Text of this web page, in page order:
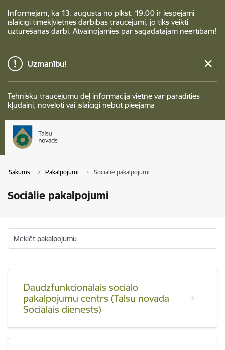
Informējam, ka 13. augustā no plkst. 19.00 ir iespējami
īslaicīgi tīmekļvietnes darbības traucējumi, jo tiks veikti
uzturēšanas darbi. Atvainojamies par sagādātajām neērtībām!
Uzmanību!
Tehnisku traucējumu dēļ informācija vietnē var parādīties
kļūdaini, novēloti vai īslaicīgi nebūt pieejama
Sākums Pakalpojumi Sociālie pakalpojumi
Sociālie pakalpojumi
Meklēt pakalpojumu
Daudzfunkcionālais sociālo
pakalpojumu centrs (Talsu novada
Sociālais dienests)